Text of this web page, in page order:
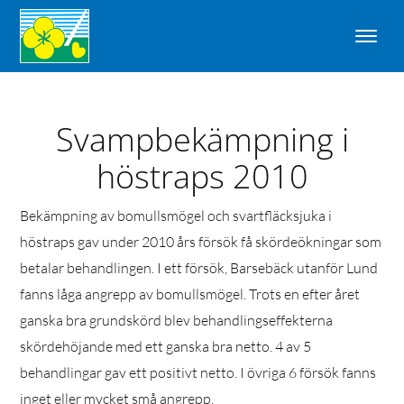
Svampbekämpning i
höstraps 2010
Bekämpning av bomullsmögel och svartfläcksjuka i
höstraps gav under 2010 års försök få skördeökningar som
betalar behandlingen. I ett försök, Barsebäck utanför Lund
fanns låga angrepp av bomullsmögel. Trots en efter året
ganska bra grundskörd blev behandlingseffekterna
skördehöjande med ett ganska bra netto. 4 av 5
behandlingar gav ett positivt netto. I övriga 6 försök fanns
inget eller mycket små angrepp.